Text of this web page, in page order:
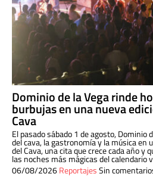
Dominio de la Vega rinde
burbujas en una nueva
Cava
El pasado sábado 1 de agosto, Dominio
del cava, la gastronomía y la música en
del Cava, una cita que crece cada año y
las noches más mágicas del calendario
06/08/2026ReportajesSin